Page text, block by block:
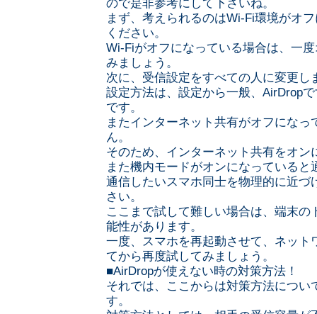
ので是非参考にして下さいね。
まず、考えられるのはWi-Fi環境がオ
ください。
Wi-Fiがオフになっている場合は、一
みましょう。
次に、受信設定をすべての人に変更し
設定方法は、設定から一般、AirDrop
です。
またインターネット共有がオフになっ
ん。
そのため、インターネット共有をオン
また機内モードがオンになっていると
通信したいスマホ同士を物理的に近づ
さい。
ここまで試して難しい場合は、端末の
能性があります。
一度、スマホを再起動させて、ネット
てから再度試してみましょう。
■AirDropが使えない時の対策方法！
それでは、ここからは対策方法につい
す。